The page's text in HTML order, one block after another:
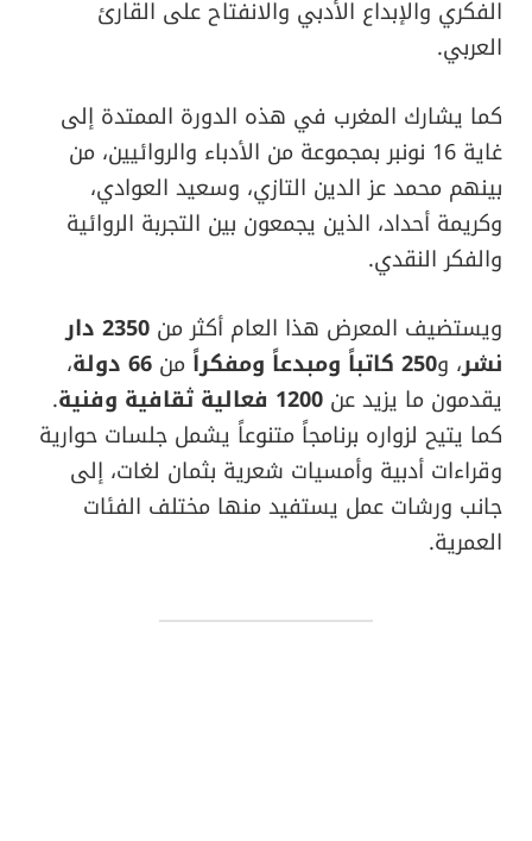
الفكري والإبداع الأدبي والانفتاح على القارئ
العربي.
كما يشارك المغرب في هذه الدورة الممتدة إلى
غاية 16 نونبر بمجموعة من الأدباء والروائيين، من
بينهم محمد عز الدين التازي، وسعيد العوادي،
وكريمة أحداد، الذين يجمعون بين التجربة الروائية
والفكر النقدي.
ويستضيف المعرض هذا العام أكثر من
2350 دار
نشر، و250 كاتباً ومبدعاً ومفكراً من 66 دولة
،
يقدمون ما يزيد عن 1200 فعالية ثقافية وفنية
.
كما يتيح لزواره برنامجاً متنوعاً يشمل جلسات حوارية
وقراءات أدبية وأمسيات شعرية بثمان لغات، إلى
جانب ورشات عمل يستفيد منها مختلف الفئات
العمرية.